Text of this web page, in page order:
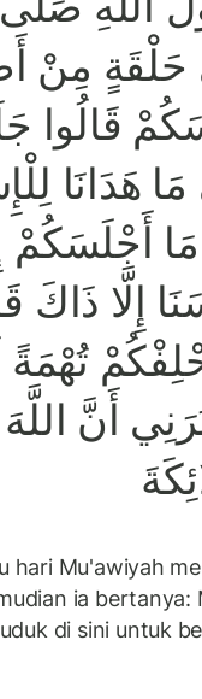
مِنْ
قَالُوا
هَدَانَا
مَا أَجْلَسَكُمْ
إِلَّا ذَاكَ
تُهْمَةً
أَنَّ
hari Mu'awiyah
ia bertanya:
di sini untuk